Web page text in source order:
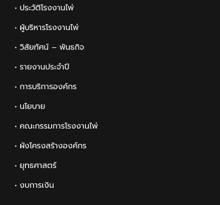
• ประวัติโรงงานไพ่
• ผู้บริหารโรงงานไพ่
• วิสัยทัศน์ – พันธกิจ
• รายงานประจำปี
• การบริการองค์กร
• นโยบาย
• คณะกรรมการโรงงานไพ่
• ผังโครงสร้างองค์กร
• ยุทธศาสตร์
• งบการเงิน